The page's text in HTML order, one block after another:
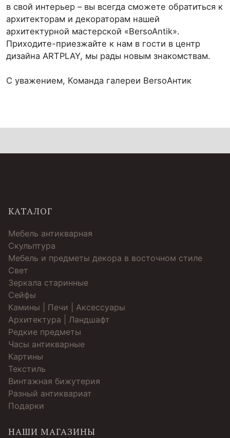
в свой интерьер – вы всегда сможете обратиться к
архитекторам и декораторам нашей
архитектурной мастерской «BersoAntik».
Приходите-приезжайте к нам в гости в центр
дизайна ARTPLAY, мы рады новым знакомствам.
C уважением, Команда галереи BersoАнтик
КАТАЛОГ
Мебель антикварная
Скульптура
Мебель и предметы декора в восточном стиле
Свет
Зеркала старинные
Cейфы
Камины | Печи | Аксессуары
Архитектура | Ландшафт
Редкие предметы
Часы антикварные
Картины
Текстиль
Винтажная бижутерия
Разный антиквариат
Подарки
НАШИ МАГАЗИНЫ